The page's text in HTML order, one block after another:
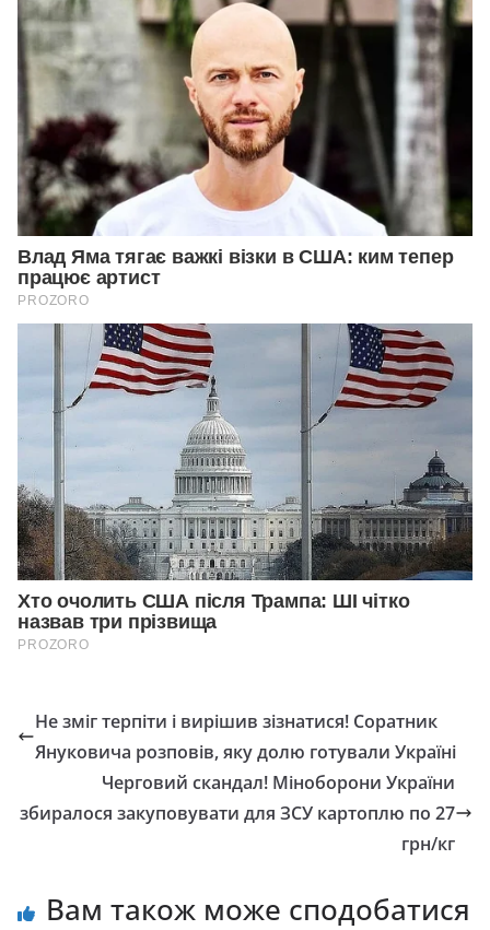
Не зміг терпіти і вирішив зізнатися! Соратник
Януковича розповів, яку долю готували Україні
Черговий скандал! Міноборони України
збиралося закуповувати для ЗСУ картоплю по 27
грн/кг
Вам також може сподобатися